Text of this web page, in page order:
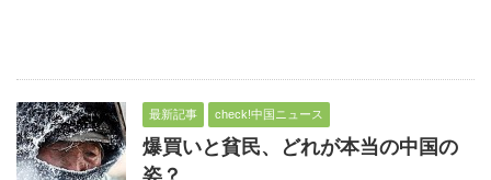
最新記事 check!中国ニュース
爆買いと貧民、どれが本当の中国の
姿？